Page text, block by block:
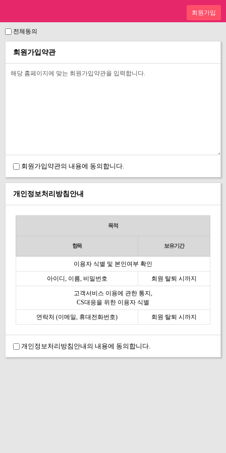
전체동의
회원가입약관
회원가입약관의 내용에 동의합니다.
개인정보처리방침안내
목적
항목 보유기간
이용자 식별 및 본인여부 확인
아이디, 이름, 비밀번호 회원 탈퇴 시까지
고객서비스 이용에 관한 통지,
CS대응을 위한 이용자 식별
연락처 (이메일, 휴대전화번호) 회원 탈퇴 시까지
개인정보처리방침안내의 내용에 동의합니다.